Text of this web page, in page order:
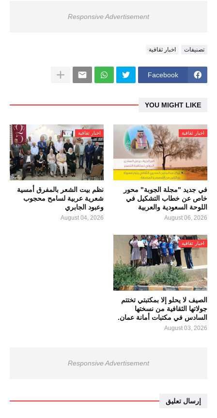
Responsive Advertisement
تصنيفات اخبار ثقافية
Facebook
YOU MIGHT LIKE
اخبار ثقافية
في جديد "مجلة الجوبة" محور
خاص عن خطاب التشكيل في
اللوحة السعودية والعربية
August 06, 2026
اخبار ثقافية
نظم بيت الشعر بالمفرق أمسية
شعرية عربية لسامح محجوب
وعبود الجابري
August 04, 2026
اخبار ثقافية
الصيف لا يحلو إلا بمكتبتي تختتم
جولاتها الثقافية من نسختها
السادس في مكتبات أمانة عمان.
August 03, 2026
Responsive Advertisement
إرسال تعليق